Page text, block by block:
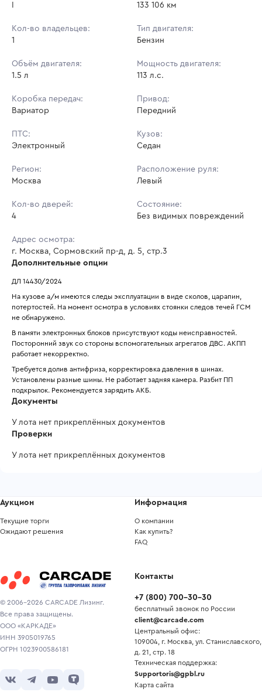
133 106 км
Кол-во владельцев:
1
Тип двигателя:
Бензин
Объём двигателя:
1.5 л
Мощность двигателя:
113 л.с.
Коробка передач:
Вариатор
Привод:
Передний
ПТС:
Электронный
Кузов:
Седан
Регион:
Москва
Расположение руля:
Левый
Кол-во дверей:
4
Состояние:
Без видимых повреждений
Адрес осмотра:
г. Москва, Сормовский пр-д, д. 5, стр.3
Дополнительные опции
ДЛ 14430/2024
На кузове а/м имеются следы эксплуатации в виде сколов, царапин,
потертостей. На момент осмотра в условиях стоянки следов течей ГСМ
не обнаружено.
В памяти электронных блоков присутствуют коды неисправностей.
Посторонний звук со стороны вспомогательных агрегатов ДВС. АКПП
работает некорректно.
Требуется долив антифриза, корректировка давления в шинах.
Установлены разные шины. Не работает задняя камера. Разбит ПП
подкрылок. Рекомендуется зарядить АКБ.
Документы
У лота нет прикреплённых документов
Проверки
У лота нет прикреплённых документов
© 2006-2026 CARCADE Лизинг.
Все права защищены.
ООО «КАРКАДЕ»
ИНН 3905019765
ОГРН 1023900586181
Аукцион
Текущие торги
Ожидают решения
Информация
О компании
Как купить?
FAQ
Контакты
+7 (800) 700-30-30
бесплатный звонок по России
client@carcade.com
Центральный офис:
109004, г. Москва, ул. Станиславского,
д. 21, стр. 18
Техническая поддержка:
Supportoris@gpbl.ru
Карта сайта